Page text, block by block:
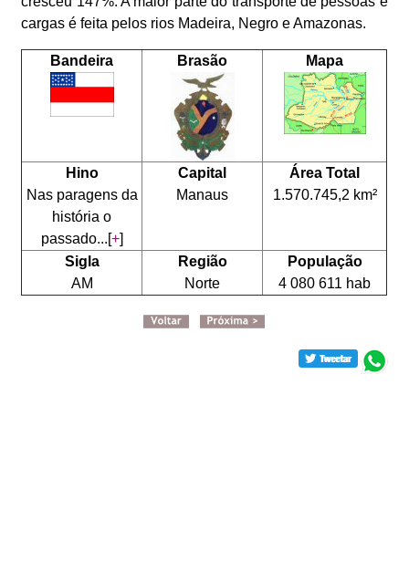
cargas é feita pelos rios Madeira, Negro e Amazonas.
Bandeira Brasão Mapa
Hino
Nas paragens da
história o
passado...[+]
Capital
Manaus
Área Total
1.570.745,2 km²
Sigla
AM
Região
Norte
População
4 080 611 hab